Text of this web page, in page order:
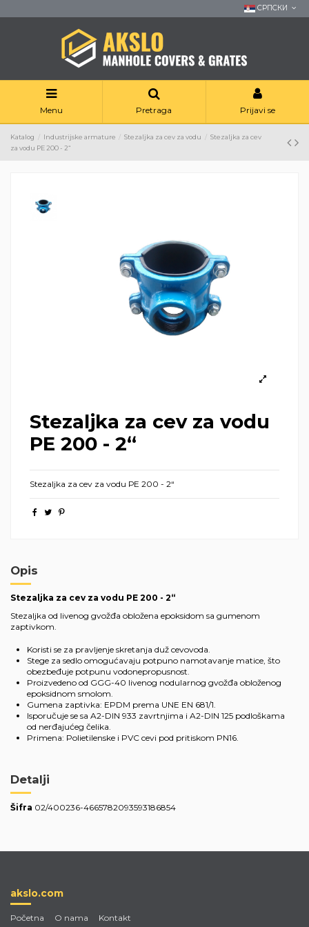
СРПСКИ
Menu Pretraga Prijavi se
Katalog Industrijske armature Stezaljka za cev za vodu
Stezaljka za cev
za vodu РЕ 200 - 2“
Stezaljka za cev za vodu
РЕ 200 - 2“
Stezaljka za cev za vodu РЕ 200 - 2“
Opis
Stezaljka za cev za vodu РЕ 200 - 2“
Stezaljka od livenog gvožđa obložena epoksidom sa gumenom
zaptivkom.
Koristi se za pravljenje skretanja duž cevovoda.
Stege za sedlo omogućavaju potpuno namotavanje matice, što
obezbeđuje potpunu vodonepropusnost.
Proizvedeno od GGG-40 livenog nodularnog gvožđa obloženog
epoksidnom smolom.
Gumena zaptivka: EPDM prema UNE EN 681/1.
Isporučuje se sa A2-DIN 933 zavrtnjima i A2-DIN 125 podloškama
od nerđajućeg čelika.
Primena: Polietilenske i PVC cevi pod pritiskom PN16.
Detalji
Šifra 02/400236-4665782093593186854
akslo.com
Početna O nama Kontakt